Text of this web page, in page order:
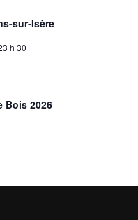
sur-Isère
h 30
Bois 2026